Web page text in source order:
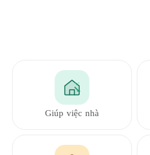
Giúp việc nhà